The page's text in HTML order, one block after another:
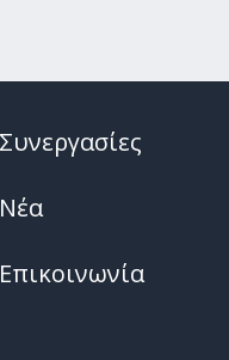
Συνεργασίες
Νέα
Επικοινωνία